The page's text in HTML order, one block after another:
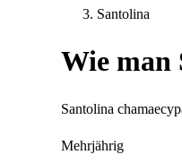
Santolina
Wie man
Santolina
Mehrjährig